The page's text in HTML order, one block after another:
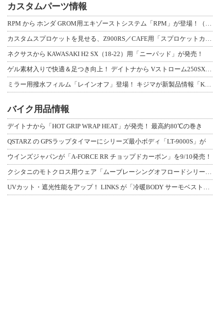
カスタムパーツ情報
RPM から ホンダ GROM用エキゾーストシステム「RPM」が登場！（動画あり
カスタムスプロケットを見せる、Z900RS／CAFE用「スプロケットカバーフルキ
ネクサスから KAWASAKI H2 SX（18-22）用「ニーパッド」が発売！
ゲル素材入りで快適＆足つき向上！ デイトナから Vストローム250SX用「快適ロ
ミラー用撥水フィルム「レインオフ」登場！ キジマが新製品情報「KIJIMA NE
バイク用品情報
デイトナから「HOT GRIP WRAP HEAT」が発売！ 最高約80℃の巻き
QSTARZ の GPSラップタイマーにシリーズ最小ボディ「LT-9000S」が
ウインズジャパンが「A-FORCE RR チョップドカーボン」を9/10発売！
クシタニのモトクロス用ウェア「ムーブレーシングオフロードシリーズ」3アイテムが登
UVカット・遮光性能をアップ！ LINKS が「冷暖BODY サーモベスト」改良